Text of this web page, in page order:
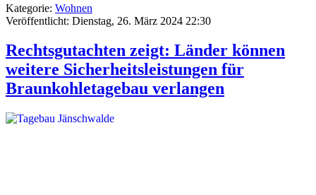
Kategorie: Wohnen
Veröffentlicht: Dienstag, 26. März 2024 22:30
Rechtsgutachten zeigt: Länder können
weitere Sicherheitsleistungen für
Braunkohletagebau verlangen